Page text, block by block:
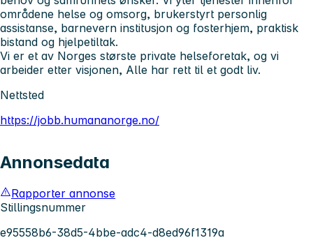
områdene helse og omsorg, brukerstyrt personlig
assistanse, barnevern institusjon og fosterhjem, praktisk
bistand og hjelpetiltak.
Vi er et av Norges største private helseforetak, og vi
arbeider etter visjonen, Alle har rett til et godt liv.
Nettsted
https://jobb.humananorge.no/
Annonsedata
Rapporter annonse
Stillingsnummer
e95558b6-38d5-4bbe-adc4-d8ed96f1319a